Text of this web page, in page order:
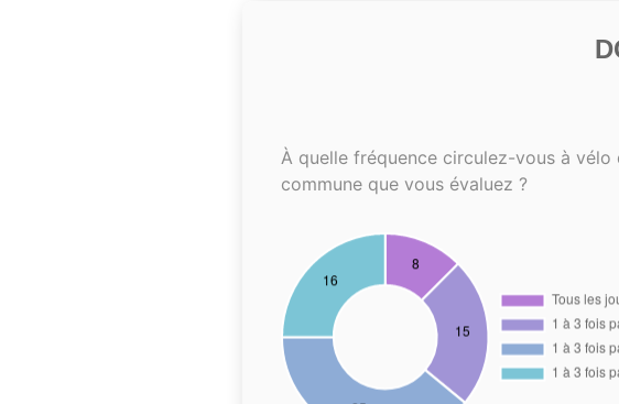
À quelle fréquence circulez-vous à vélo
commune que vous évaluez ?